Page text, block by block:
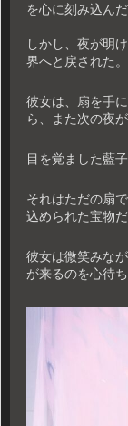
を心に刻み込んだ
しかし、夜が明
界へと戻された。
彼女は、扇を手
ら、また次の夜
目を覚ました藍
それはただの扇
込められた宝物だ
彼女は微笑みな
が来るのを心待ち